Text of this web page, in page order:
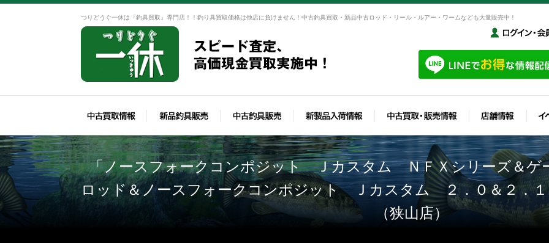
つりどうぐ一休は『釣具買取』専門店！！釣り具買取価格は他店に負けません！中古釣具買取・新品中古ロッド・リール・ルアー・ワームなども大量販売中！
「ノースフォークコンポジット Ｊカスタム ＮＦＸシリーズ＆ゲ
ロッド＆ノースフォークコンポジット Ｊカスタム ２．０＆２．
（狭山店）